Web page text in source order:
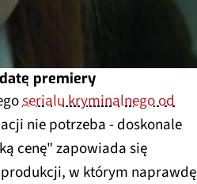
premiery
serialu kryminalnego od
nie potrzeba - doskonale
cenę" zapowiada się
w którym naprawdę